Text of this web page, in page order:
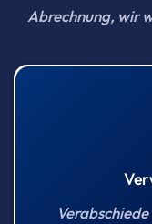
Abrechnung, wir